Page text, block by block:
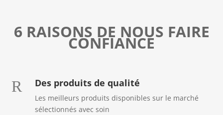
6 RAISONS DE NOUS FAIRE
CONFIANCE
R Des produits de qualité
Les meilleurs produits disponibles sur le marché
sélectionnés avec soin